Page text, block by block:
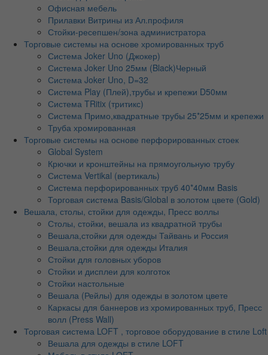
Офисная мебель
Прилавки Витрины из Ал.профиля
Стойки-ресепшен/зона администратора
Торговые системы на основе хромированных труб
Система Joker Uno (Джокер)
Система Joker Uno 25мм (Black)Черный
Система Joker Uno, D=32
Система Play (Плей),трубы и крепежи D50мм
Система TRitix (тритикс)
Система Примо,квадратные трубы 25*25мм и крепежи
Труба хромированная
Торговые системы на основе перфорированных стоек
Global System
Крючки и кронштейны на прямоугольную трубу
Система Vertikal (вертикаль)
Система перфорированных труб 40*40мм Basis
Торговая система Basis/Global в золотом цвете (Gold)
Вешала, столы, стойки для одежды, Пресс воллы
Столы, стойки, вешала из квадратной трубы
Вешала,стойки для одежды Тайвань и Россия
Вешала,стойки для одежды Италия
Стойки для головных уборов
Стойки и дисплеи для колготок
Стойки настольные
Вешала (Рейлы) для одежды в золотом цвете
Каркасы для баннеров из хромированных труб, Пресс
волл (Press Wall)
Торговая система LOFT , торговое оборудование в стиле Loft
Вешала для одежды в стиле LOFT